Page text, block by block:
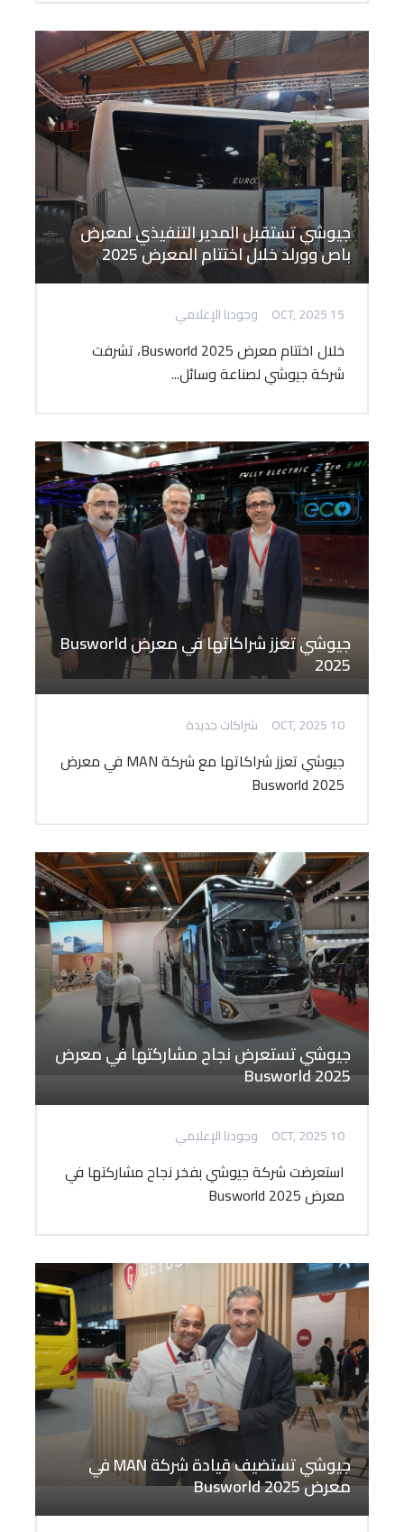
جيوشي تستقبل المدير التنفيذي لمعرض
باص وورلد خلال اختتام المعرض 2025
15 OCT, 2025 وجودنا الإعلامي
خلال اختتام معرض Busworld 2025، تشرفت
شركة جيوشي لصناعة وسائل...
جيوشي تعزز شراكاتها في معرض Busworld
2025
10 OCT, 2025 شراكات جديدة
جيوشي تعزز شراكاتها مع شركة MAN في معرض
Busworld 2025
جيوشي تستعرض نجاح مشاركتها في معرض
Busworld 2025
10 OCT, 2025 وجودنا الإعلامي
استعرضت شركة جيوشي بفخر نجاح مشاركتها في
معرض Busworld 2025
جيوشي تستضيف قيادة شركة MAN في
معرض Busworld 2025